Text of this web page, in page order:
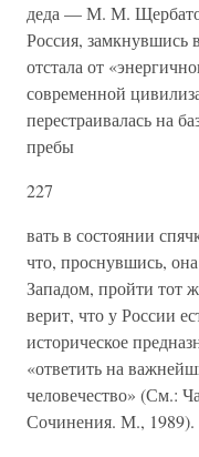
деда — М. М.
Россия, замкнувшись
отстала от
современной
перестраивалась на
пребы
227
вать в состоянии
что, проснувшись,
Западом, пройти тот
верит, что у России
историческое
«ответить на
человечество» (См.:
Сочинения. М., 1989).